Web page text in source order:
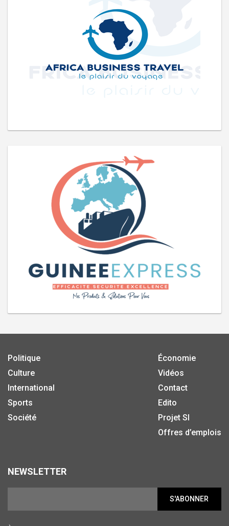
Politique
Culture
International
Sports
Société
Économie
Vidéos
Contact
Edito
Projet SI
Offres d’emplois
NEWSLETTER
S'ABONNER